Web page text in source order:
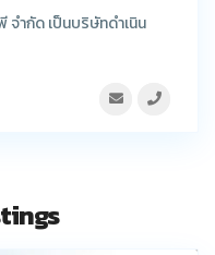
ำกัด เป็นบริษัทดำเนิน